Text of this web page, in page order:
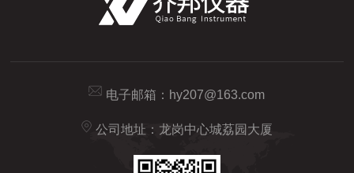
电子邮箱： hy207@163.com
公司地址：龙岗中心城荔园大厦